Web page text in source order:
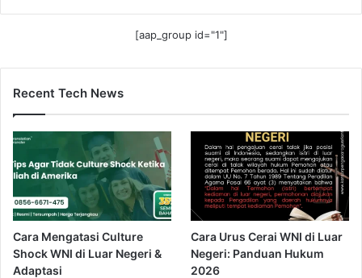
[aap_group id="1"]
Recent Tech News
Cara Mengatasi Culture
Shock WNI di Luar Negeri &
Adaptasi
Cara Urus Cerai WNI di Luar
Negeri: Panduan Hukum
2026